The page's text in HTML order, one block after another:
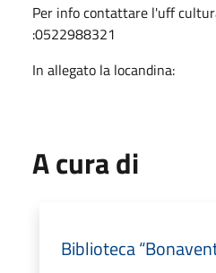
Per info contattare l'uff
:0522988321
In allegato la locandina:
A cura di
Biblioteca